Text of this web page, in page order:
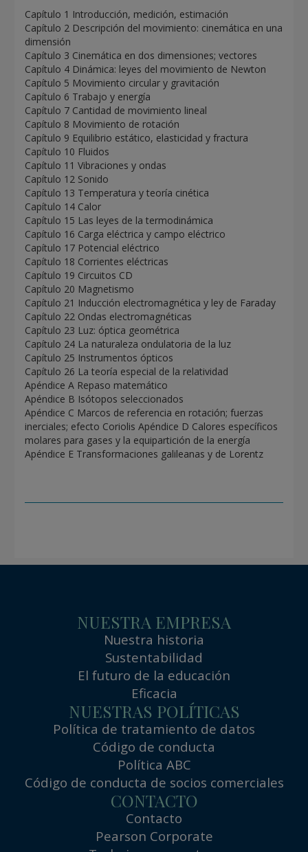
Capítulo 1 Introducción, medición, estimación
Capítulo 2 Descripción del movimiento: cinemática en una
dimensión
Capítulo 3 Cinemática en dos dimensiones; vectores
Capítulo 4 Dinámica: leyes del movimiento de Newton
Capítulo 5 Movimiento circular y gravitación
Capítulo 6 Trabajo y energía
Capítulo 7 Cantidad de movimiento lineal
Capítulo 8 Movimiento de rotación
Capítulo 9 Equilibrio estático, elasticidad y fractura
Capítulo 10 Fluidos
Capítulo 11 Vibraciones y ondas
Capítulo 12 Sonido
Capítulo 13 Temperatura y teoría cinética
Capítulo 14 Calor
Capítulo 15 Las leyes de la termodinámica
Capítulo 16 Carga eléctrica y campo eléctrico
Capítulo 17 Potencial eléctrico
Capítulo 18 Corrientes eléctricas
Capítulo 19 Circuitos CD
Capítulo 20 Magnetismo
Capítulo 21 Inducción electromagnética y ley de Faraday
Capítulo 22 Ondas electromagnéticas
Capítulo 23 Luz: óptica geométrica
Capítulo 24 La naturaleza ondulatoria de la luz
Capítulo 25 Instrumentos ópticos
Capítulo 26 La teoría especial de la relatividad
Apéndice A Repaso matemático
Apéndice B Isótopos seleccionados
Apéndice C Marcos de referencia en rotación; fuerzas
inerciales; efecto Coriolis Apéndice D Calores específicos
molares para gases y la equipartición de la energía
Apéndice E Transformaciones galileanas y de Lorentz
NUESTRA EMPRESA
Nuestra historia
Sustentabilidad
El futuro de la educación
Eficacia
NUESTRAS POLÍTICAS
Política de tratamiento de datos
Código de conducta
Política ABC
Código de conducta de socios comerciales
CONTACTO
Contacto
Pearson Corporate